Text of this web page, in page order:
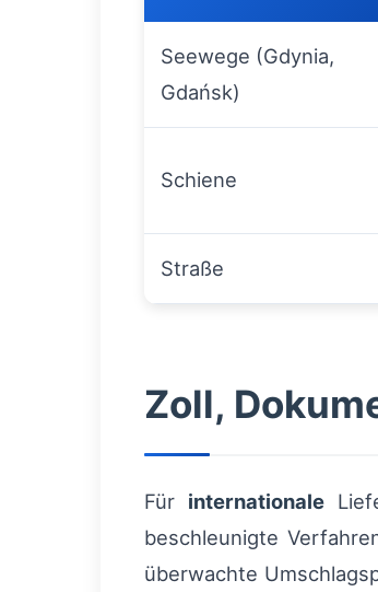
Seewege (Gdynia,
Gdańsk)
Schiene
Straße
Zoll,
Für internationale
beschleunigte
überwachte